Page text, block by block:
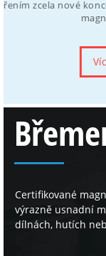
Certifikované
výrazně usnadní
dílnách, hutích